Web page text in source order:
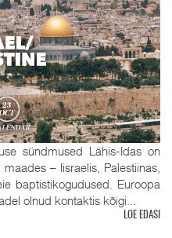
sündmused Lähis-Idas on
– Iisraelis, Palestiinas,
baptistikogudused. Euroopa
olnud kontaktis kõigi...
LOE EDASI